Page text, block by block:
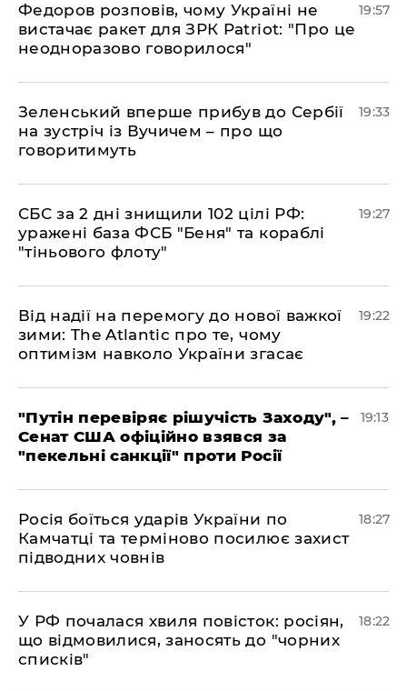
​Федоров розповів, чому Україні не
вистачає ракет для ЗРК Patriot: "Про це
неодноразово говорилося"
19:57
​Зеленський вперше прибув до Сербії
на зустріч із Вучичем – про що
говоритимуть
19:33
​СБС за 2 дні знищили 102 цілі РФ:
уражені база ФСБ "Беня" та кораблі
"тіньового флоту"
19:27
​Від надії на перемогу до нової важкої
зими: The Atlantic про те, чому
оптимізм навколо України згасає
19:22
​"Путін перевіряє рішучість Заходу", –
Сенат США офіційно взявся за
"пекельні санкції" проти Росії
19:13
​Росія боїться ударів України по
Камчатці та терміново посилює захист
підводних човнів
18:27
​У РФ почалася хвиля повісток: росіян,
що відмовилися, заносять до "чорних
списків"
18:22